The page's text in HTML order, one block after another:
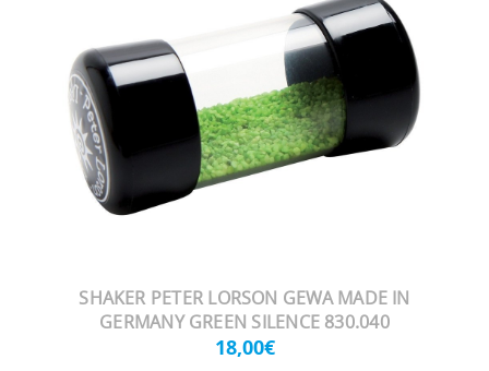
SHAKER PETER LORSON GEWA MADE IN
GERMANY GREEN SILENCE 830.040
18,00€